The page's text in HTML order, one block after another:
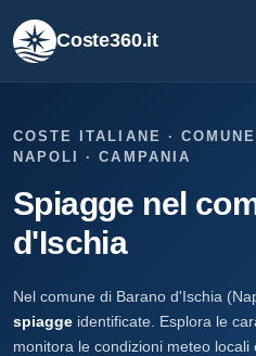
Coste360.it
COSTE ITALIANE ·
NAPOLI · CAMPANIA
Spiagge nel
d'Ischia
Nel comune di Barano d'Ischia
spiagge identificate. Esplora le
monitora le condizioni meteo